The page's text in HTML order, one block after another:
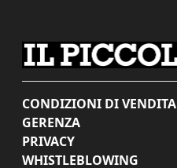
CONDIZIONI DI VENDITA
GERENZA
PRIVACY
WHISTLEBLOWING